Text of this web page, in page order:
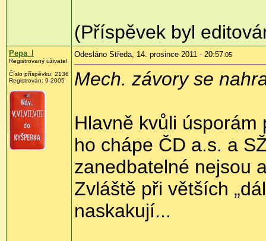
(Příspěvek byl
Pepa_l
Registrovaný uživatel
Číslo příspěvku: 2136
Registrován: 9-2005
Odesláno Středa, 14. prosince 2011 - 20:57:05
Mech. závory se
Hlavně kvůli
ho chápe ČD a.s. a
zanedbatelné nejsou
Zvláště při větších
naskakují...